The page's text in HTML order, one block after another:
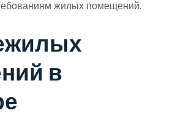
жилых помещений.
в